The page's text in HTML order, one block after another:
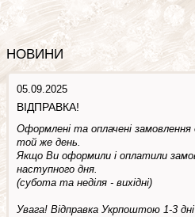
НОВИНИ
05.09.2025
ВІДПРАВКА!
Оформлені та оплачені
той же день.
Якщо Ви оформили і оплатили
наступного дня.
(субота та недiля - вuхiднi)
Увага! Відправка Укрпоштою 1-3